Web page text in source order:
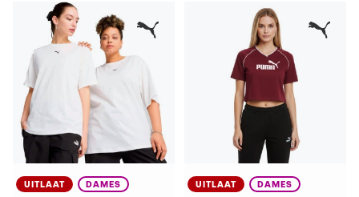
UITLAAT DAMES UITLAAT DAMES